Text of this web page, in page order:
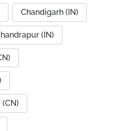
Chandigarh (IN)
(IN)